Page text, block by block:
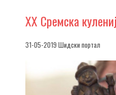
XX Сремска
31-05-2019 Шидски портал